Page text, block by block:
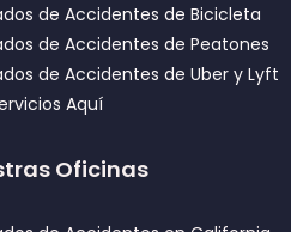
de Accidentes de Bicicleta
de Accidentes de Peatones
de Accidentes de Uber y Lyft
Aquí
Oficinas